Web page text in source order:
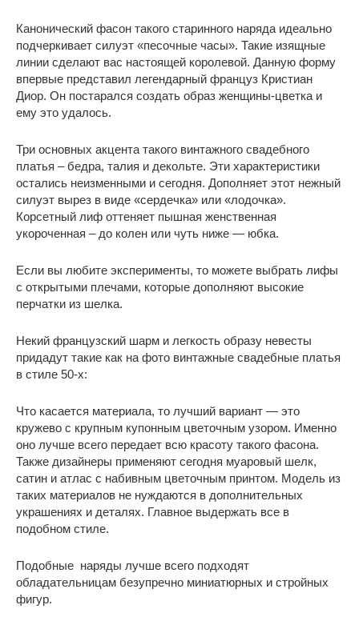
Канонический фасон такого старинного наряда идеально
подчеркивает силуэт «песочные часы». Такие изящные
линии сделают вас настоящей королевой. Данную форму
впервые представил легендарный француз Кристиан
Диор. Он постарался создать образ женщины-цветка и
ему это удалось.
Три основных акцента такого винтажного свадебного
платья – бедра, талия и декольте. Эти характеристики
остались неизменными и сегодня. Дополняет этот нежный
силуэт вырез в виде «сердечка» или «лодочка».
Корсетный лиф оттеняет пышная женственная
укороченная – до колен или чуть ниже — юбка.
Если вы любите эксперименты, то можете выбрать лифы
с открытыми плечами, которые дополняют высокие
перчатки из шелка.
Некий французский шарм и легкость образу невесты
придадут такие как на фото винтажные свадебные платья
в стиле 50-х:
Что касается материала, то лучший вариант — это
кружево с крупным купонным цветочным узором. Именно
оно лучше всего передает всю красоту такого фасона.
Также дизайнеры применяют сегодня муаровый шелк,
сатин и атлас с набивным цветочным принтом. Модель из
таких материалов не нуждаются в дополнительных
украшениях и деталях. Главное выдержать все в
подобном стиле.
Подобные наряды лучше всего подходят
обладательницам безупречно миниатюрных и стройных
фигур.